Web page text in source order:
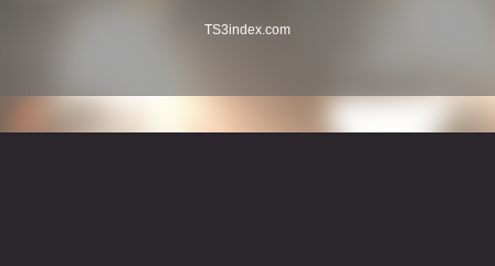
TS3index.com